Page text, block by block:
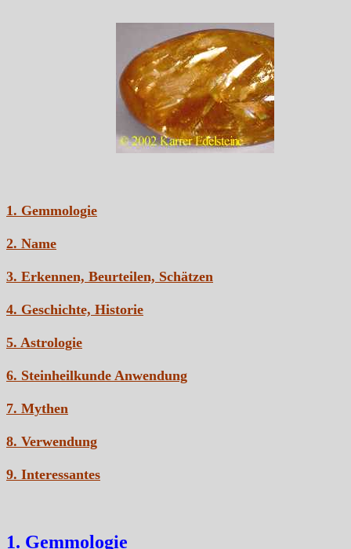
1. Gemmologie
2. Name
3. Erkennen, Beurteilen, Schätzen
4. Geschichte, Historie
5. Astrologie
6. Steinheilkunde Anwendung
7. Mythen
8. Verwendung
9. Interessantes
1. Gemmologie